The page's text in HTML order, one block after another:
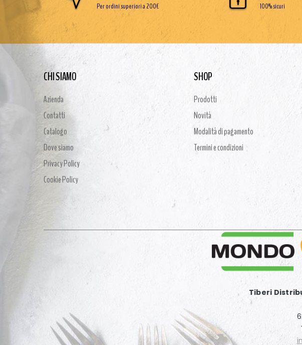
Per ordini superiori a 200€ 100% sicuri
CHI SIAMO
Azienda
Contatti
Catalogo
Dove siamo
Privacy Policy
Cookie Policy
SHOP
Prodotti
Novità
Modalità di pagamento
Termini e condizioni
Tiberi